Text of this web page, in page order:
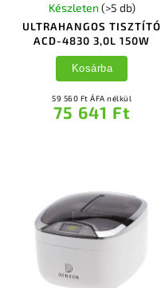
ULTRAHANGOS TISZTÍTÓ
ACD-4830 3,0L 150W
Készleten (>5 db)
59 560 Ft ÁFA nélkül
75 641 Ft
Kosárba